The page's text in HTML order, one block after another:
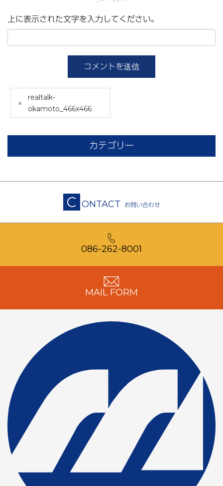
上に表示された文字を入力してください。
realtalk-
okamoto_466x466
カテゴリー
C ONTACT お問い合わせ
086-262-8001
MAIL FORM